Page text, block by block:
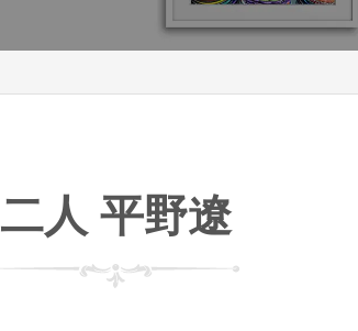
二人 平野遼